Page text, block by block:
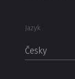
Jazyk
Česky